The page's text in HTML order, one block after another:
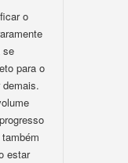
o
se
para o
estar